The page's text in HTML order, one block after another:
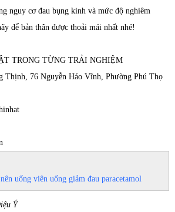
nguy cơ đau bụng kinh và mức độ nghiêm
để bản thân được thoải mái nhất nhé!
TRONG TỪNG TRẢI NGHIỆM
Thịnh, 76 Nguyễn Háo Vĩnh, Phường Phú Thọ
uống viên uống giảm đau paracetamol
Ý